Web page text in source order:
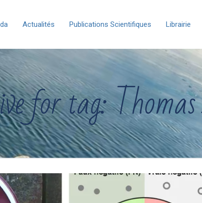
Actualités Publications Scientifiques Librairie
for tag: